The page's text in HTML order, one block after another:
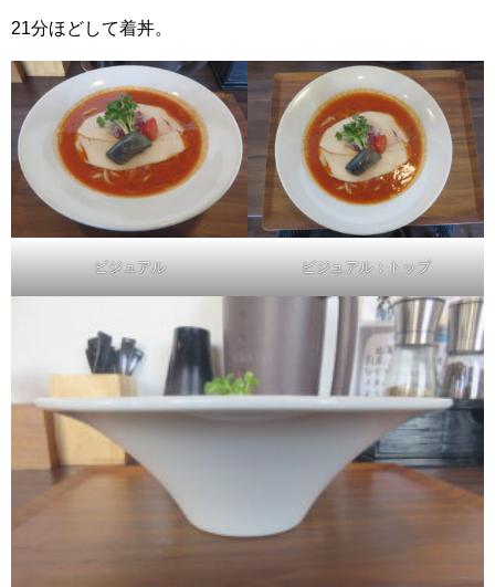
21分ほどして着丼。
ビジュアル ビジュアル：トップ